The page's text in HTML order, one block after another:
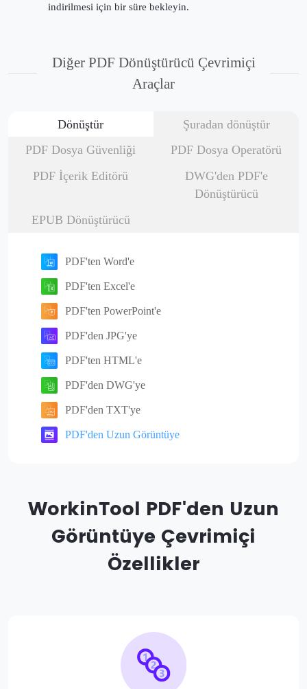
indirilmesi için bir süre bekleyin.
Diğer PDF Dönüştürücü Çevrimiçi
Araçlar
Dönüştür
Şuradan dönüştür
PDF Dosya Güvenliği
PDF Dosya Operatörü
PDF İçerik Editörü
DWG'den PDF'e
Dönüştürücü
EPUB Dönüştürücü
PDF'ten Word'e
PDF'ten Excel'e
PDF'ten PowerPoint'e
PDF'den JPG'ye
PDF'ten HTML'e
PDF'den DWG'ye
PDF'den TXT'ye
PDF'den Uzun Görüntüye
WorkinTool PDF'den Uzun
Görüntüye Çevrimiçi
Özellikler